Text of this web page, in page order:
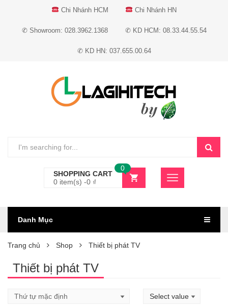
Chi Nhánh HCM Chi Nhánh HN
✆ Showroom: 028.3962.1368 ✆ KD HCM: 08.33.44.55.54
✆ KD HN: 037.655.00.64
SHOPPING CART
0 item(s) -0 ₫
0
Danh Mục
Trang chủ Shop Thiết bị phát TV
Thiết bị phát TV